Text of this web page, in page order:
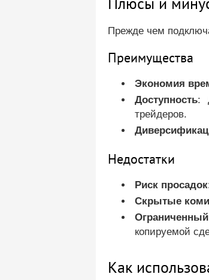
Прежде чем
Преимущества
Экономия
Доступность:
трейдеров.
Недостатки
Риск просадок
Скрытые
копируемой
Как